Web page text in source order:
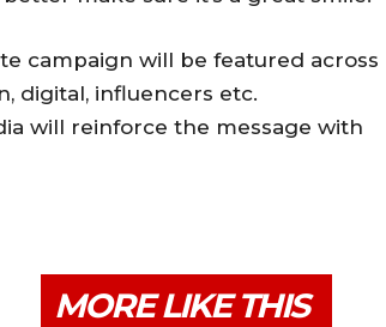
campaign will be featured across
digital, influencers etc.
will reinforce the message with
MORE LIKE THIS